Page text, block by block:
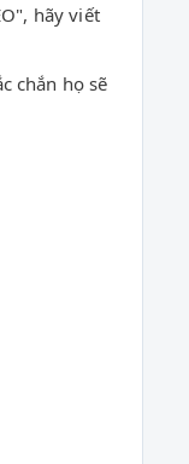
hãy viết
chắn họ sẽ